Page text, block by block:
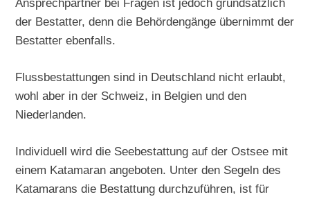
der Bestatter, denn die Behördengänge übernimmt der
Bestatter ebenfalls.
Flussbestattungen sind in Deutschland nicht erlaubt,
wohl aber in der Schweiz, in Belgien und den
Niederlanden.
Individuell wird die Seebestattung auf der Ostsee mit
einem Katamaran angeboten. Unter den Segeln des
Katamarans die Bestattung durchzuführen, ist für